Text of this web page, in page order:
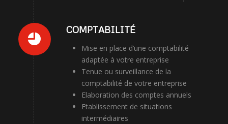
COMPTABILITÉ
Mise en place d’une comptabilité
adaptée à votre entreprise
Tenue ou surveillance de la
comptabilité de votre entreprise
Elaboration des comptes annuels
Etablissement de situations
intermédiaires